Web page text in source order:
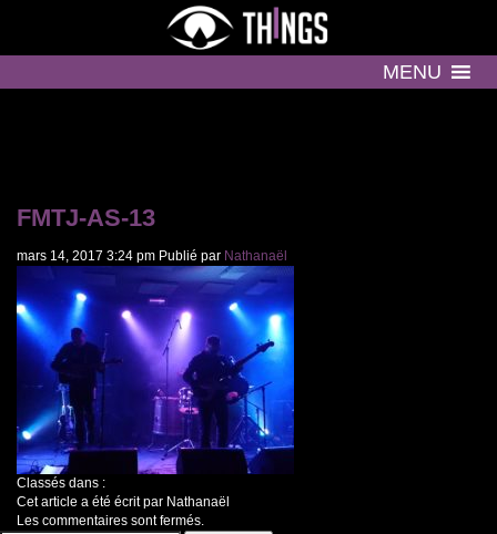
MENU
FMTJ-AS-13
mars 14, 2017 3:24 pm Publié par Nathanaël
Classés dans :
Cet article a été écrit par Nathanaël
Les commentaires sont fermés.